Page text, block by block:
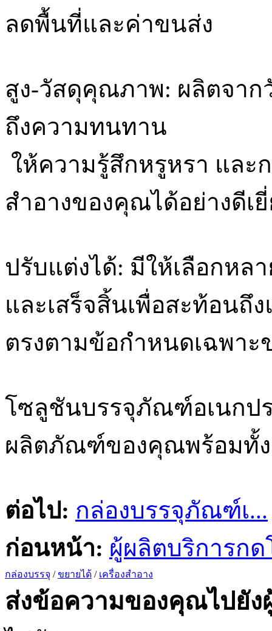
ลดพื้นที่และค่าขนส่ง
สูง-วัสดุคุณภาพ: ผลิตจาก
ถึงความทนทาน
ให้ความรู้สึกหรูหรา และ
สำอางของคุณได้อย่างดีเ
ปรับแต่งได้: มีให้เลือกห
และเสร็จสิ้นเพื่อสะท้อน
ตรงตามข้อกำหนดเฉพา
โซลูชันบรรจุภัณฑ์อเนกป
ผลิตภัณฑ์ของคุณพร้อมทั้ง
ต่อไป: กล่องบรรจุภัณฑ์เ...
ก่อนหน้า: ผู้ผลิตบริการกด
กล่องบรรจุ /ขยายได้ / เครื่องสำอาง
ส่งข้อความของคุณไปยัง